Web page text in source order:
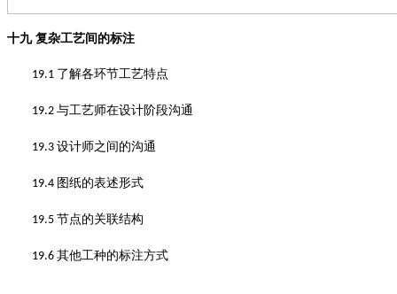
十九复杂工艺间的标注
19.1 了解各环节工艺特点
19.2 与工艺师在设计阶段沟通
19.3 设计师之间的沟通
19.4 图纸的表述形式
19.5 节点的关联结构
19.6 其他工种的标注方式